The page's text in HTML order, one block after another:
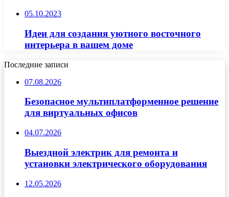
05.10.2023
Идеи для создания уютного восточного
интерьера в вашем доме
Последние записи
07.08.2026
Безопасное мультиплатформенное решение
для виртуальных офисов
04.07.2026
Выездной электрик для ремонта и
установки электрического оборудования
12.05.2026